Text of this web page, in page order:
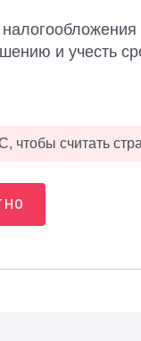
и учесть
чтобы считать